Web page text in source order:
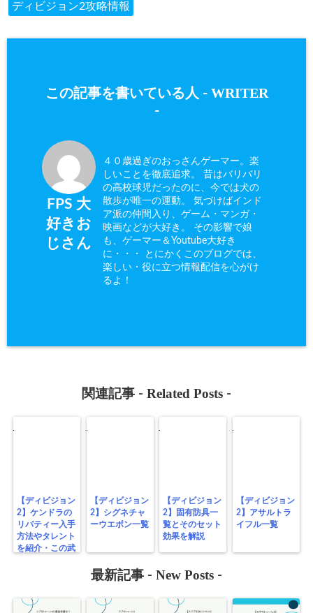
ディビジョン2攻略情報
この記事を書いている人 - WRITER
-
FPS 大
好きお
じさん
４０歳過ぎのおっさんゲーマー。楽
しいことを徹底追求。 昔はバリバリ
の高校球児だったのに、今では犬の
散歩が唯一の運動。 気づけばインド
ア派の仲間入り、ゲーム・マンガ・
映画などが大好き。 その影響で娘
も、ゲーマー＆Youtube大好き
に・・・ とにかくこのブログでは、
楽しい・役に立つ情報配信を心がけ
るよ！
関連記事 - Related Posts -
【ディビジョン
2】ケンドラの
リバティー入手
方法やタレント
を紹介・この武
【ディビジョン
2】シグネチャ
ーウエポン一覧
【ディビジョン
2】固有防具一
覧とそのセット
効果を解説
【ディビジョン
2】アサルトラ
イフル一覧
最新記事 - New Posts -